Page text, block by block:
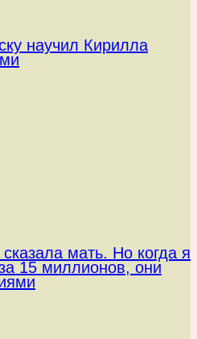
научил Кирилла
мать. Но когда я
15 миллионов, они